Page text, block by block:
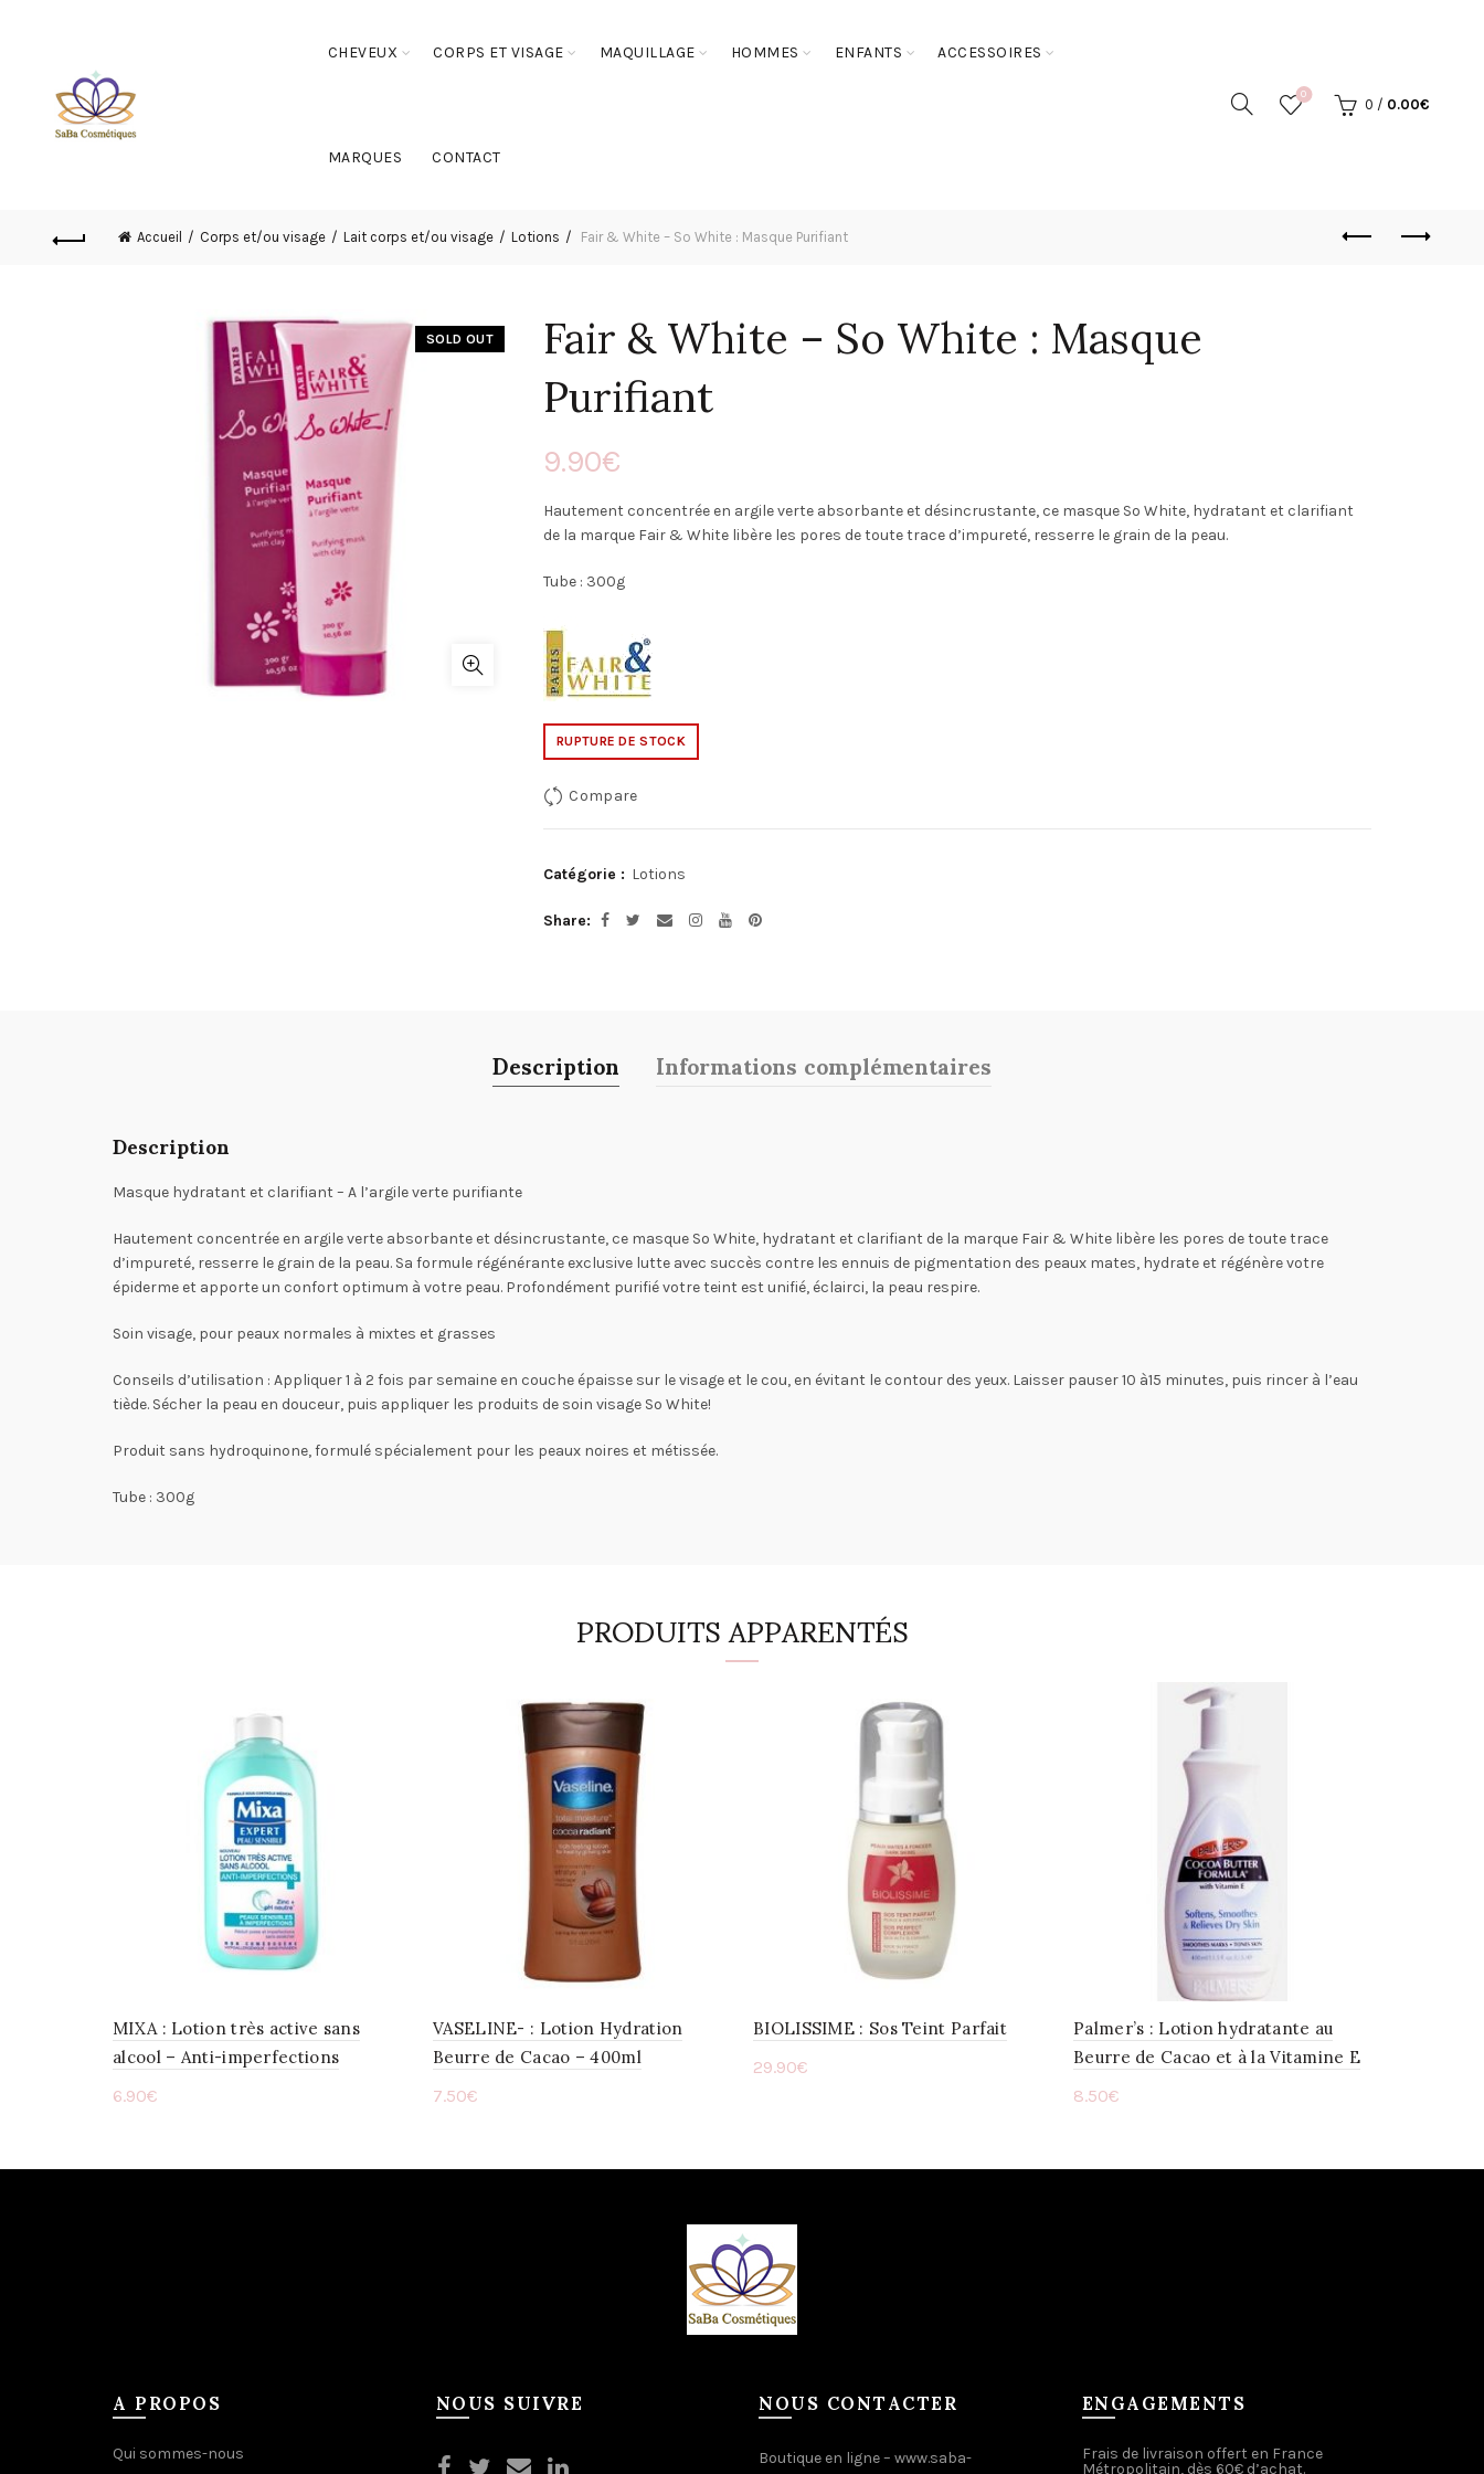
CHEVEUX CORPS ET VISAGE MAQUILLAGE HOMMES ENFANTS ACCESSOIRES
MARQUES CONTACT
0
0 / 0.00€
Accueil Corps et/ou visage Lait corps et/ou visage Lotions Fair & White – So White : Masque Purifiant
SOLD OUT
Fair & White – So White : Masque
Purifiant
9.90€
Hautement concentrée en argile verte absorbante et désincrustante, ce masque So White, hydratant et clarifiant
de la marque Fair & White libère les pores de toute trace d’impureté, resserre le grain de la peau.
Tube : 300g
RUPTURE DE STOCK
Compare
Catégorie : Lotions
Share
Description Informations complémentaires
Description
Masque hydratant et clarifiant – A l’argile verte purifiante
Hautement concentrée en argile verte absorbante et désincrustante, ce masque So White, hydratant et clarifiant de la marque Fair & White libère les pores de toute trace
d’impureté, resserre le grain de la peau. Sa formule régénérante exclusive lutte avec succès contre les ennuis de pigmentation des peaux mates, hydrate et régénère votre
épiderme et apporte un confort optimum à votre peau. Profondément purifié votre teint est unifié, éclairci, la peau respire.
Soin visage, pour peaux normales à mixtes et grasses
Conseils d’utilisation : Appliquer 1 à 2 fois par semaine en couche épaisse sur le visage et le cou, en évitant le contour des yeux. Laisser pauser 10 à15 minutes, puis rincer à l’eau
tiède. Sécher la peau en douceur, puis appliquer les produits de soin visage So White!
Produit sans hydroquinone, formulé spécialement pour les peaux noires et métissée.
Tube : 300g
PRODUITS APPARENTÉS
MIXA : Lotion très active sans
alcool – Anti-imperfections
6.90€
VASELINE- : Lotion Hydration
Beurre de Cacao – 400ml
7.50€
BIOLISSIME : Sos Teint Parfait
29.90€
Palmer’s : Lotion hydratante au
Beurre de Cacao et à la Vitamine E
8.50€
A PROPOS
Qui sommes-nous
NOUS SUIVRE NOUS CONTACTER
Boutique en ligne – www.saba-
ENGAGEMENTS
Frais de livraison offert en France
Métropolitain, dès 60€ d’achat.